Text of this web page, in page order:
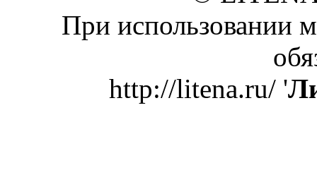
При использовании
http://litena.ru/ '